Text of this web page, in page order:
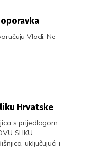
Vladi: Ne
Hrvatske
s prijedlogom
SLIKU
uključujući i